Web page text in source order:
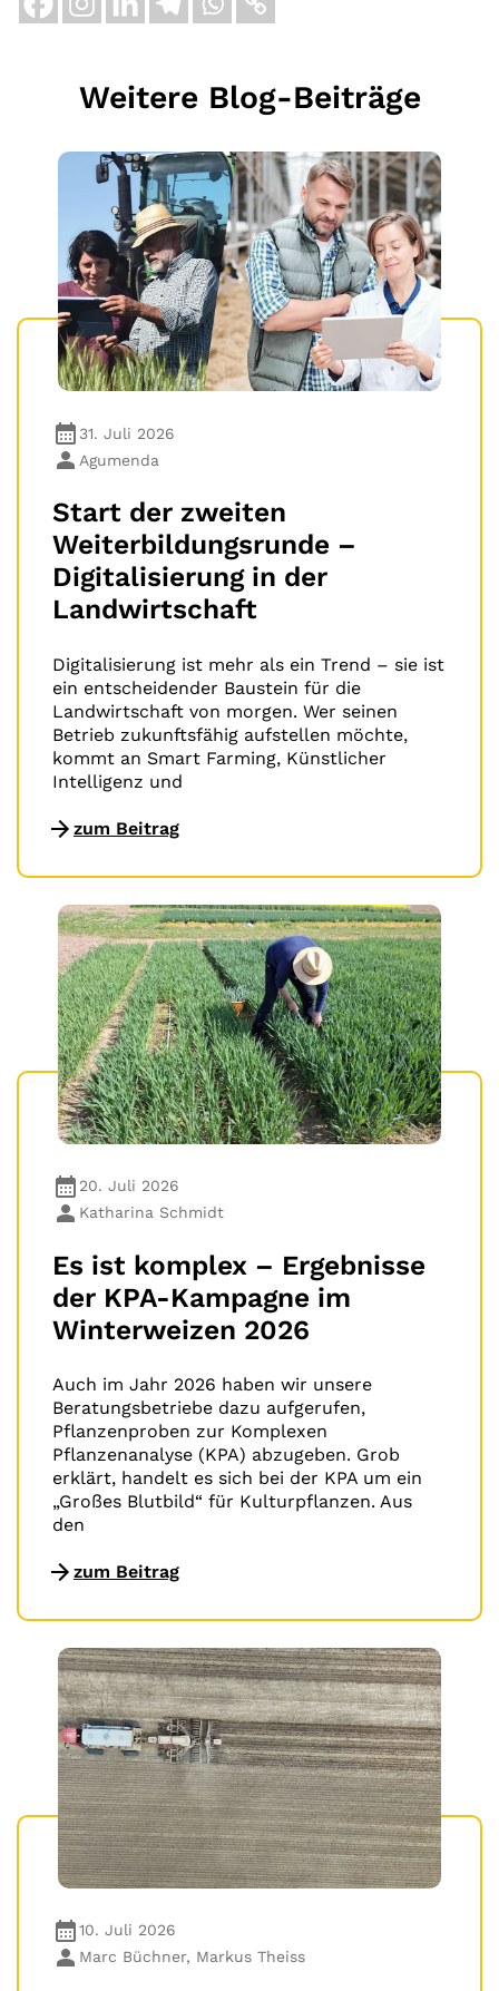
Weitere Blog-Beiträge
31. Juli 2026
Agumenda
Start der zweiten
Weiterbildungsrunde –
Digitalisierung in der
Landwirtschaft
Digitalisierung ist mehr als ein Trend – sie ist
ein entscheidender Baustein für die
Landwirtschaft von morgen. Wer seinen
Betrieb zukunftsfähig aufstellen möchte,
kommt an Smart Farming, Künstlicher
Intelligenz und
zum Beitrag
20. Juli 2026
Katharina Schmidt
Es ist komplex – Ergebnisse
der KPA-Kampagne im
Winterweizen 2026
Auch im Jahr 2026 haben wir unsere
Beratungsbetriebe dazu aufgerufen,
Pflanzenproben zur Komplexen
Pflanzenanalyse (KPA) abzugeben. Grob
erklärt, handelt es sich bei der KPA um ein
„Großes Blutbild“ für Kulturpflanzen. Aus
den
zum Beitrag
10. Juli 2026
Marc Büchner, Markus Theiss